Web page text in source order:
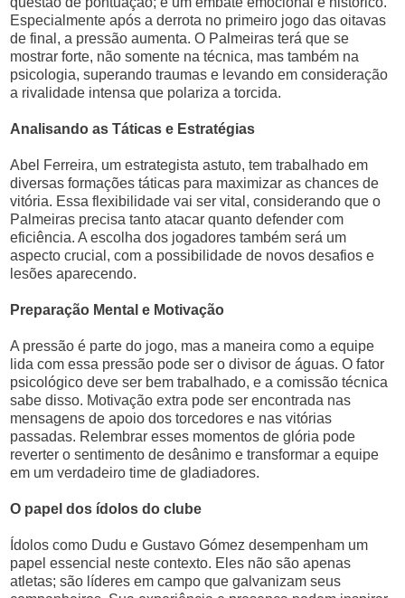
Especialmente após a derrota no primeiro jogo das oitavas
de final, a pressão aumenta. O Palmeiras terá que se
mostrar forte, não somente na técnica, mas também na
psicologia, superando traumas e levando em consideração
a rivalidade intensa que polariza a torcida.
Analisando as Táticas e Estratégias
Abel Ferreira, um estrategista astuto, tem trabalhado em
diversas formações táticas para maximizar as chances de
vitória. Essa flexibilidade vai ser vital, considerando que o
Palmeiras precisa tanto atacar quanto defender com
eficiência. A escolha dos jogadores também será um
aspecto crucial, com a possibilidade de novos desafios e
lesões aparecendo.
Preparação Mental e Motivação
A pressão é parte do jogo, mas a maneira como a equipe
lida com essa pressão pode ser o divisor de águas. O fator
psicológico deve ser bem trabalhado, e a comissão técnica
sabe disso. Motivação extra pode ser encontrada nas
mensagens de apoio dos torcedores e nas vitórias
passadas. Relembrar esses momentos de glória pode
reverter o sentimento de desânimo e transformar a equipe
em um verdadeiro time de gladiadores.
O papel dos ídolos do clube
Ídolos como Dudu e Gustavo Gómez desempenham um
papel essencial neste contexto. Eles não são apenas
atletas; são líderes em campo que galvanizam seus